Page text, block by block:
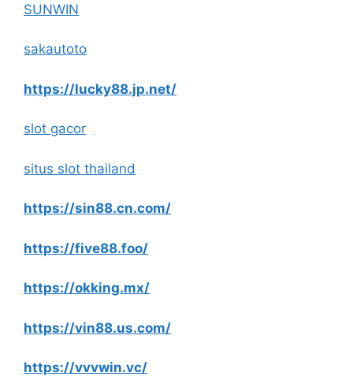
SUNWIN
sakautoto
https://lucky88.jp.net/
slot gacor
situs slot thailand
https://sin88.cn.com/
https://five88.foo/
https://okking.mx/
https://vin88.us.com/
https://vvvwin.vc/